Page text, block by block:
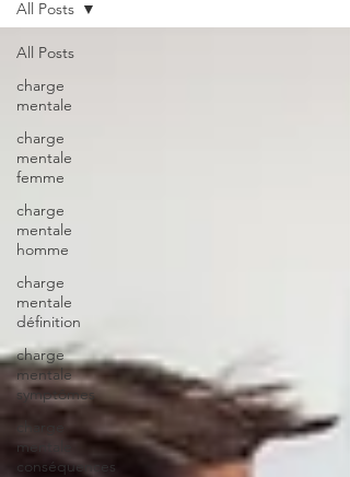
All Posts
charge
mentale
charge
mentale
femme
charge
mentale
homme
charge
mentale
définition
charge
mentale
symptômes
charge
mentale
conséquences
All Posts